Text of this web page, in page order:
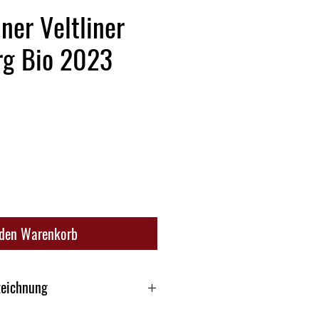
Veltliner
Bio 2023
Warenkorb